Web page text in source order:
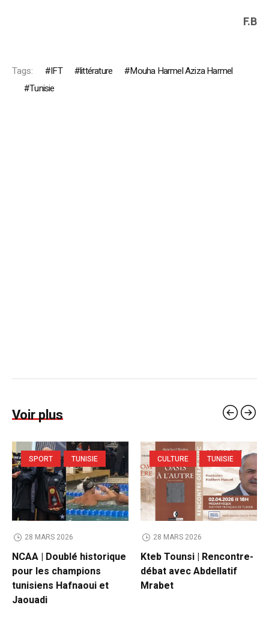
F.B
Tags: IFT littérature
Mouha Harmel Aziza Harmel
Tunisie
Voir plus
SPORT TUNISIE
28 MARS 2026
NCAA | Doublé historique
pour les champions
tunisiens Hafnaoui et
Jaouadi
CULTURE TUNISIE
28 MARS 2026
Kteb Tounsi | Rencontre-
débat avec Abdellatif
Mrabet